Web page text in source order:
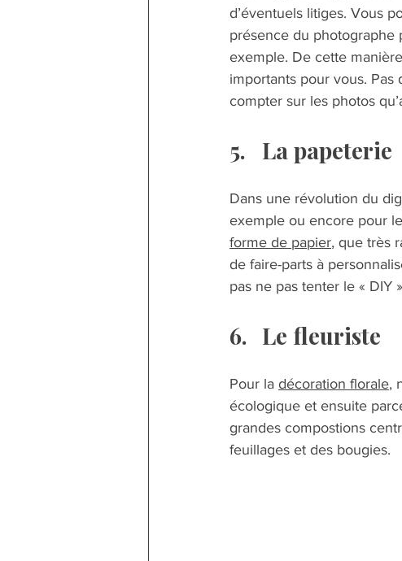
d’éventuels litiges. Vous
présence du photographe
exemple. De cette
importants pour vous.
compter sur les photos
5.	La papeterie
Dans une révolution du
exemple ou encore pour
forme de papier, que très
de faire-parts à
pas ne pas tenter le « DIY
6.	Le fleuriste
Pour la décoration florale,
écologique et ensuite
grandes compostions
feuillages et des bougies.